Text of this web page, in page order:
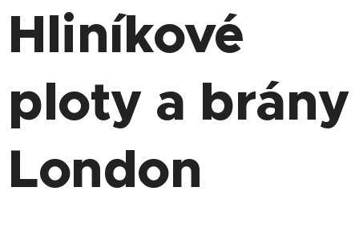
Hliníkové
ploty a brány
London